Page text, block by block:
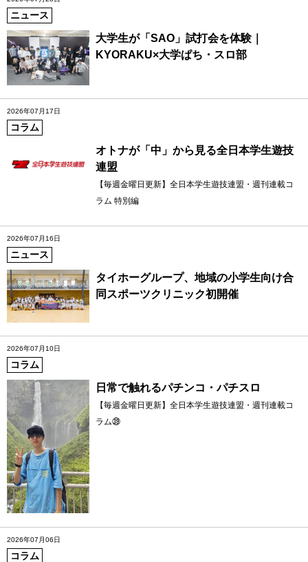
ニュース
大学生が「SAO」試打会を体験｜
KYORAKU×大学ぱち・スロ部
2026年07月17日
コラム
オトナが「中」から見る全日本学生遊技
連盟
【毎週金曜日更新】全日本学生遊技連盟・週刊連載コ
ラム 特別編
2026年07月16日
ニュース
タイホーグループ、地域の小学生向け合
同スポーツクリニック初開催
2026年07月10日
コラム
日常で触れるパチンコ・パチスロ
【毎週金曜日更新】全日本学生遊技連盟・週刊連載コ
ラム㊴
2026年07月06日
コラム